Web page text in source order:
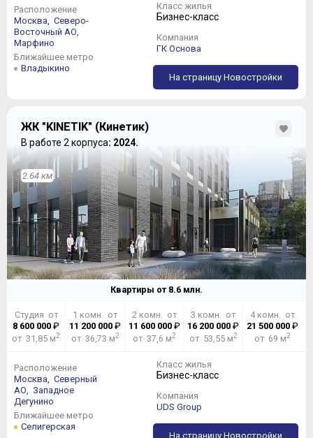
Расположение
Москва, Северо-
Восточный АО,
Марфино
Ближайшее метро
Владыкино
Класс жилья
Бизнес-класс
Компания
ГК Основа
На страницу Новостройки
ЖК "KINETIK" (Кинетик)
В работе 2 корпуса: 2024.
2.64 км
Квартиры от 8.6 млн.
Студия от
8 600 000 ₽
от 31,85 м2
1 комн. от
11 200 000 ₽
от 36,73 м2
2 комн. от
11 600 000₽
от 37,6 м2
3 комн. от
16 200 000 ₽
от 53,55 м2
4 комн. от
21 500 000₽
от 69 м2
Расположение
Москва, Северный
АО, Западное
Дегунино
Ближайшее метро
Селигерская
Класс жилья
Бизнес-класс
Компания
UDS Group
На страницу Новостройки